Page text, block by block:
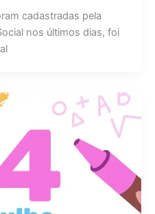
cadastradas pela
nos últimos dias, foi